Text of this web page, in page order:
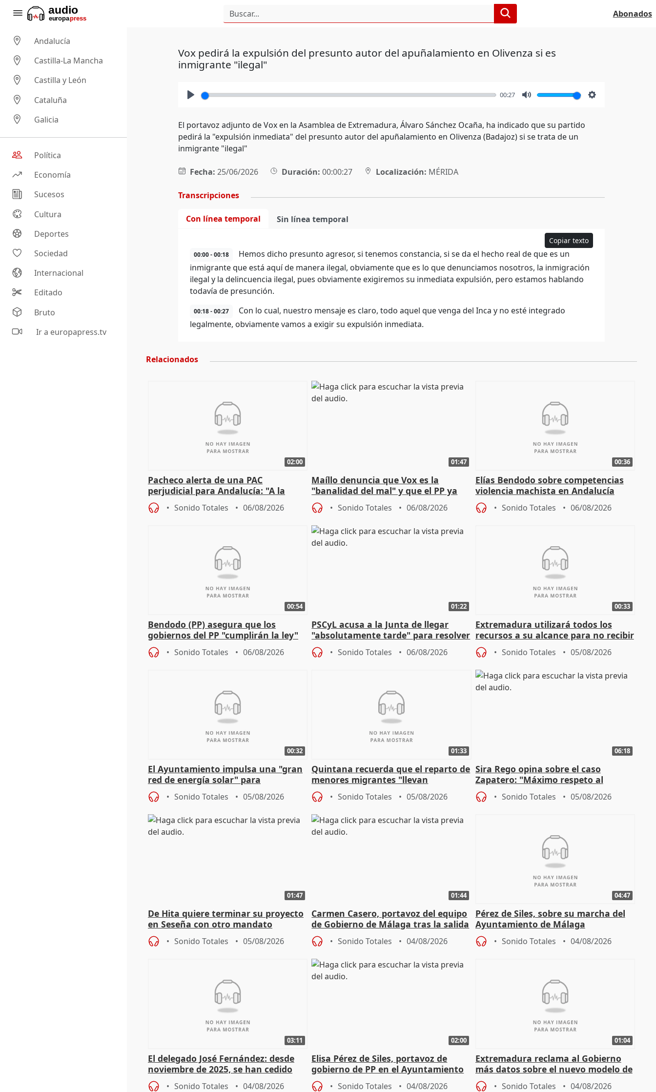
Abonados
Andalucía
Castilla-La Mancha
Castilla y León
Cataluña
Galicia
Política
Economía
Sucesos
Cultura
Deportes
Sociedad
Internacional
Editado
Bruto
Ir a europapress.tv
Vox pedirá la expulsión del presunto autor del apuñalamiento en Olivenza si es
inmigrante "ilegal"
00:27
El portavoz adjunto de Vox en la Asamblea de Extremadura, Álvaro Sánchez Ocaña, ha indicado que su partido
pedirá la "expulsión inmediata" del presunto autor del apuñalamiento en Olivenza (Badajoz) si se trata de un
inmigrante "ilegal"
Fecha: 25/06/2026 Duración: 00:00:27 Localización: MÉRIDA
Transcripciones
Con línea temporal Sin línea temporal
Copiar texto
00:00 - 00:18
Hemos dicho presunto agresor, si tenemos constancia, si se da el hecho real de que es un
inmigrante que está aquí de manera ilegal, obviamente que es lo que denunciamos nosotros, la inmigración
ilegal y la delincuencia ilegal, pues obviamente exigiremos su inmediata expulsión, pero estamos hablando
todavía de presunción.
00:18 - 00:27
Con lo cual, nuestro mensaje es claro, todo aquel que venga del Inca y no esté integrado
legalmente, obviamente vamos a exigir su expulsión inmediata.
Relacionados
02:00
Pacheco alerta de una PAC
perjudicial para Andalucía: "A la
agricultura hay que protegerla"
Sonido Totales 06/08/2026
01:47
Maíllo denuncia que Vox es la
"banalidad del mal" y que el PP ya
asume todas sus tesis
Sonido Totales 06/08/2026
00:36
Elías Bendodo sobre competencias
violencia machista en Andalucía
Sonido Totales 06/08/2026
00:54
Bendodo (PP) asegura que los
gobiernos del PP "cumplirán la ley"
sobre los menores migrantes
Sonido Totales 06/08/2026
01:22
PSCyL acusa a la Junta de llegar
"absolutamente tarde" para resolver
problemas como Newcastle
Sonido Totales 06/08/2026
00:33
Extremadura utilizará todos los
recursos a su alcance para no recibir
más menores migrantes
Sonido Totales 05/08/2026
00:32
El Ayuntamiento impulsa una "gran
red de energía solar" para
autoconsumo
Sonido Totales 05/08/2026
01:33
Quintana recuerda que el reparto de
menores migrantes "llevan
aportación del Gobierno" central
Sonido Totales 05/08/2026
06:18
Sira Rego opina sobre el caso
Zapatero: "Máximo respeto al
proceso judicial"
Sonido Totales 05/08/2026
01:47
De Hita quiere terminar su proyecto
en Seseña con otro mandato
Sonido Totales 05/08/2026
01:44
Carmen Casero, portavoz del equipo
de Gobierno de Málaga tras la salida
de Pérez de Siles
Sonido Totales 04/08/2026
04:47
Pérez de Siles, sobre su marcha del
Ayuntamiento de Málaga
Sonido Totales 04/08/2026
03:11
El delegado José Fernández: desde
noviembre de 2025, se han cedido
9.810 ayudas por nacimiento
Sonido Totales 04/08/2026
02:00
Elisa Pérez de Siles, portavoz de
gobierno de PP en el Ayuntamiento
de Málaga, deja la política
Sonido Totales 04/08/2026
01:04
Extremadura reclama al Gobierno
más datos sobre el nuevo modelo de
financiación
Sonido Totales 04/08/2026